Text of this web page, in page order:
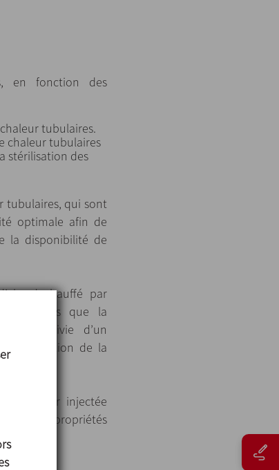
en fonction des
tubulaires.
chaleur tubulaires
stérilisation des
tubulaires, qui sont
optimale afin de
la disponibilité de
chauffé par
tandis que la
suivie d’un
condensation de la
la vapeur injectée
ses propriétés